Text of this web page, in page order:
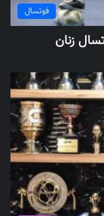
فوتسال
زنان